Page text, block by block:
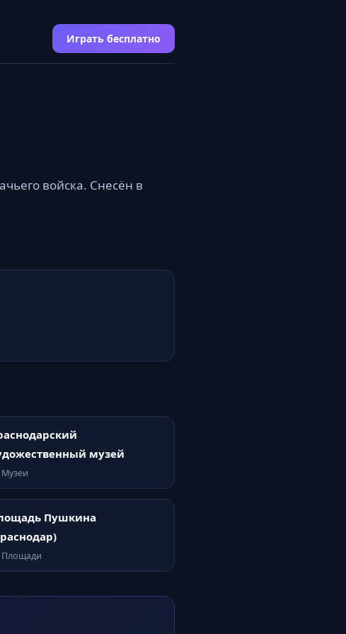
Играть бесплатно
войска. Снесён в
музей
Пушкина